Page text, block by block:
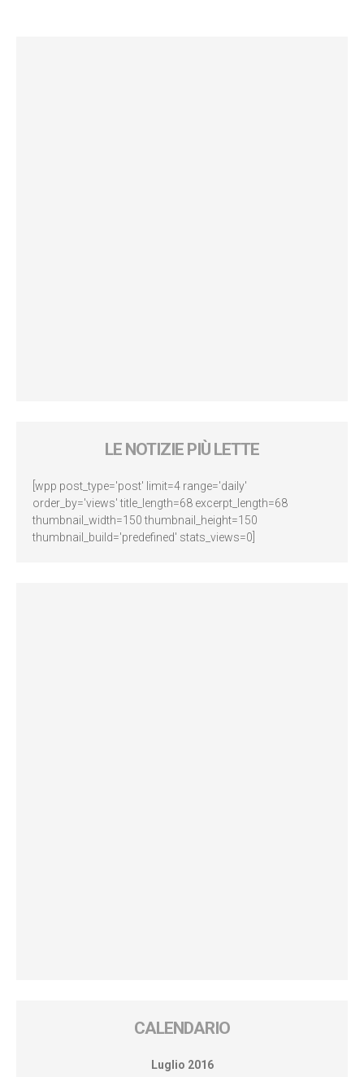
LE NOTIZIE PIÙ LETTE
[wpp post_type='post' limit=4 range='daily'
order_by='views' title_length=68 excerpt_length=68
thumbnail_width=150 thumbnail_height=150
thumbnail_build='predefined' stats_views=0]
CALENDARIO
Luglio 2016